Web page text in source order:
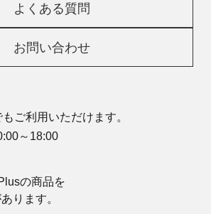
よくある質問
お問い合わせ
ご利用いただけます。
～18:00
の商品を
ります。